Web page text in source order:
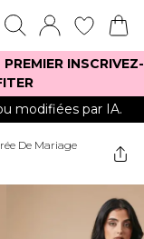
INSCRIVEZ-
modifiées par IA.
De Mariage